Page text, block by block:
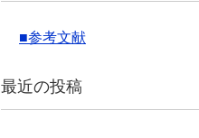
■参考文献
最近の投稿